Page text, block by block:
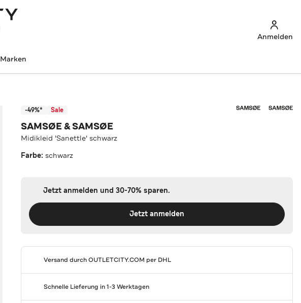
Anmelden
Marken
-49%* Sale
SAMSØE & SAMSØE
Midikleid 'Sanettle' schwarz
Farbe: schwarz
Jetzt anmelden und 30-70% sparen.
Jetzt anmelden
Versand durchOUTLETCITY.COM per DHL
Schnelle Lieferung in 1-3 Werktagen